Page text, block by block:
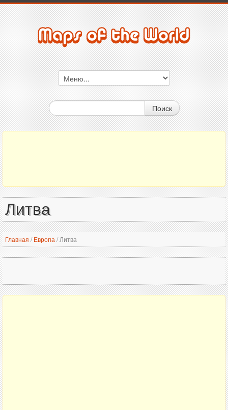
Поиск
Литва
Главная / Европа /Литва